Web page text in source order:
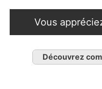
Vous
Découvrez